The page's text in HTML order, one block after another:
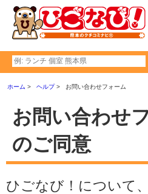
ホーム ヘルプ お問い合わせフォーム
お問い合わせ
のご同意
ひごなび！について